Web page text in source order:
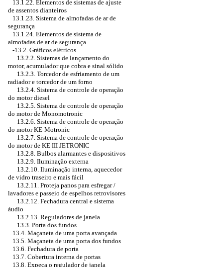
13.1.22. Elementos de sistemas de ajuste
de assentos dianteiros
13.1.23. Sistema de almofadas de ar de
segurança
13.1.24. Elementos de sistema de
almofadas de ar de segurança
-13.2. Gráficos elétricos
13.2.2. Sistemas de lançamento do
motor, acumulador que cobra e sinal sólido
13.2.3. Torcedor de esfriamento de um
radiador e torcedor de um forno
13.2.4. Sistema de controle de operação
do motor diesel
13.2.5. Sistema de controle de operação
do motor de Monomotronic
13.2.6. Sistema de controle de operação
do motor KE-Motronic
13.2.7. Sistema de controle de operação
do motor de KE III JETRONIC
13.2.8. Bulbos alarmantes e dispositivos
13.2.9. Iluminação externa
13.2.10. Iluminação interna, aquecedor
de vidro traseiro e mais fácil
13.2.11. Proteja panos para esfregar /
lavadores e passeio de espelhos retrovisores
13.2.12. Fechadura central e sistema
áudio
13.2.13. Reguladores de janela
13.3. Porta dos fundos
13.4. Maçaneta de uma porta avançada
13.5. Maçaneta de uma porta dos fundos
13.6. Fechadura de porta
13.7. Cobertura interna de portas
13.8. Expeça o regulador de janela